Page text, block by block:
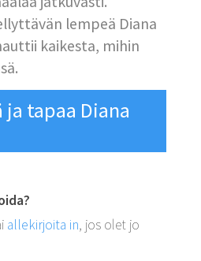
lempeä Diana
kaikesta, mihin
tapaa Diana
allekirjoita in, jos olet jo